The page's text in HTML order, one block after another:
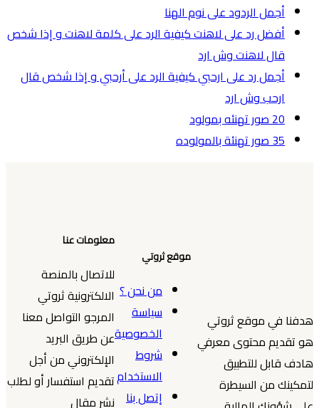
أجمل الردود على نوم الهنا
أفضل رد على لاهنت كيفية الرد على كلمة لاهنت و إذا شخص
قال لاهنت وش ارد
أجمل رد على ارحبي كيفية الرد على أرحبي و إذا شخص قال
ارحب وش ارد
20 صور تهنئه بمولود
35 صور تهنئة بالمولوده
هدفنا في موقع ثروتي
هو تقديم محتوى معرفي
هادف قابل للتطبيق
لتمكينك من السيطرة
موقع ثروتي
من نحن ؟
سياسة
الخصوصية
شروط
الاستخدام
إتصل بنا
معلومات عنا
للاتصال بالمنصة
الالكترونية ثروتي
المرجو التواصل معنا
عن طريق البريد
الإلكتروني من أجل
تقديم استفسار أو لطلب
نشر مقال